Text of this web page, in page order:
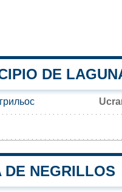
DE
DE NEGRILLOS